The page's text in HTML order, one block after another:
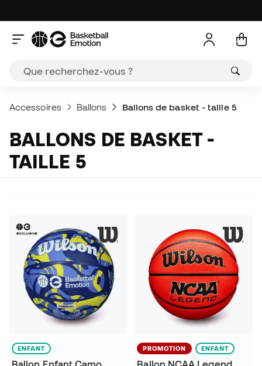
Accessoires Ballons Ballons de basket - taille 5
BALLONS DE BASKET -
TAILLE 5
ENFANT PROMOTION ENFANT